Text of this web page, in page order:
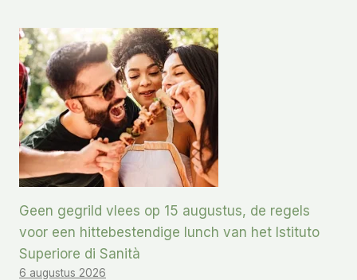
Geen gegrild vlees op 15 augustus, de regels
voor een hittebestendige lunch van het Istituto
Superiore di Sanità
6 augustus 2026